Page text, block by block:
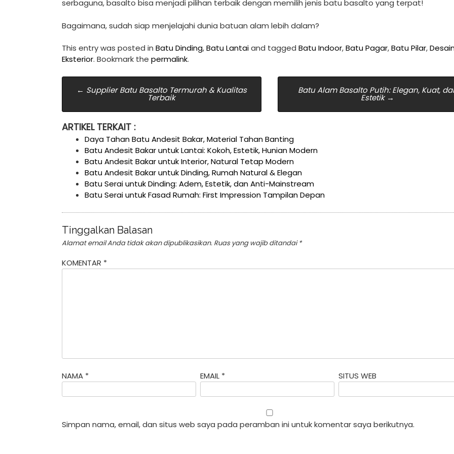
serbaguna, basalto bisa menjadi pilihan terbaik dengan memilih jenis batu basalto yang terpat!
Bagaimana, sudah siap menjelajahi dunia batuan alam lebih dalam?
This entry was posted in Batu Dinding,Batu Lantaiand tagged Batu Indoor,Batu Pagar,Batu Pilar,
Eksterior. Bookmark the permalink.
Post
← Supplier Batu Basalto Termurah & Kualitas
Terbaik
Batu Alam Basalto Putih: Elegan, Kuat,
Estetik →
ARTIKEL TERKAIT :
Daya Tahan Batu Andesit Bakar, Material Tahan Banting
Batu Andesit Bakar untuk Lantai: Kokoh, Estetik, Hunian Modern
Batu Andesit Bakar untuk Interior, Natural Tetap Modern
Batu Andesit Bakar untuk Dinding, Rumah Natural & Elegan
Batu Serai untuk Dinding: Adem, Estetik, dan Anti-Mainstream
Batu Serai untuk Fasad Rumah: First Impression Tampilan Depan
Tinggalkan Balasan
Alamat email Anda tidak akan dipublikasikan. Ruas yang wajib ditandai*
KOMENTAR *
NAMA * EMAIL * SITUS WEB
Simpan nama, email, dan situs web saya pada peramban ini untuk komentar saya berikutnya.